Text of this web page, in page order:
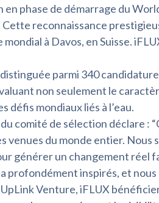
en phase de démarrage du
Cette reconnaissance
mondial à Davos, en Suisse.
parmi 340
non seulement le
défis mondiaux liés à l’eau.
comité de sélection déclare :
venues du monde entier.
générer un changement réel
profondément inspirés, et
Venture, iFLUX